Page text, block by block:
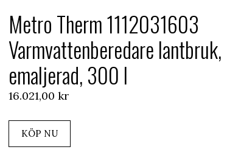
Metro Therm 1112031603
Varmvattenberedare lantbruk,
emaljerad, 300 l
16.021,00 kr
KÖP NU